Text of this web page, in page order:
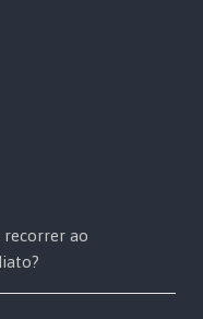
recorrer ao